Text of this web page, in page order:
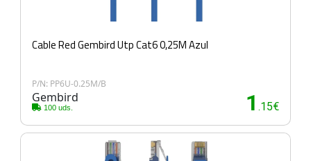
Cable Red Gembird Utp Cat6 0,25M Azul
P/N: PP6U-0.25M/B
Gembird
100 uds. 1 .15€